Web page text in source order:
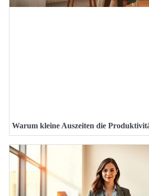
Warum kleine Auszeiten die